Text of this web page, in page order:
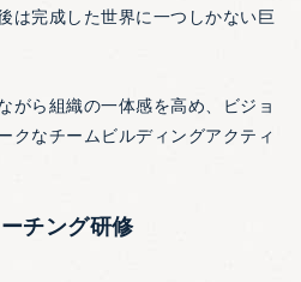
は完成した世界に一つしかない巨
がら組織の一体感を高め、ビジョ
クなチームビルディングアクティ
チング研修